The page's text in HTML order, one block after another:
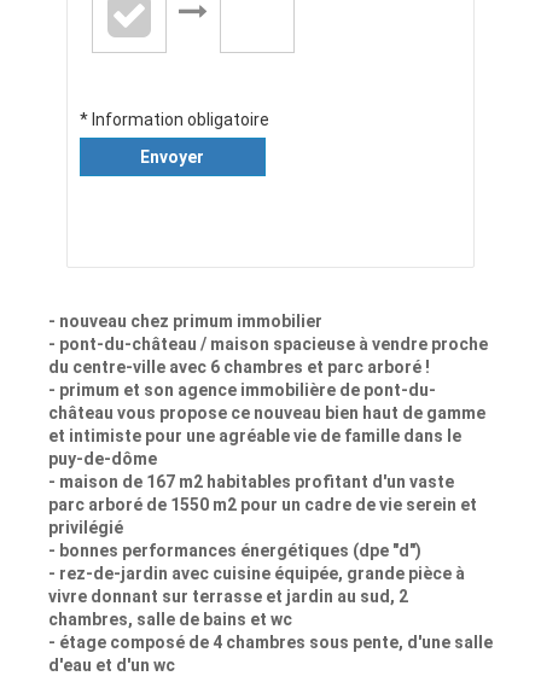
* Information obligatoire
Envoyer
- nouveau chez primum immobilier
- pont-du-château / maison spacieuse à vendre proche
du centre-ville avec 6 chambres et parc arboré !
- primum et son agence immobilière de pont-du-
château vous propose ce nouveau bien haut de gamme
et intimiste pour une agréable vie de famille dans le
puy-de-dôme
- maison de 167 m2 habitables profitant d'un vaste
parc arboré de 1550 m2 pour un cadre de vie serein et
privilégié
- bonnes performances énergétiques (dpe "d")
- rez-de-jardin avec cuisine équipée, grande pièce à
vivre donnant sur terrasse et jardin au sud, 2
chambres, salle de bains et wc
- étage composé de 4 chambres sous pente, d'une salle
d'eau et d'un wc